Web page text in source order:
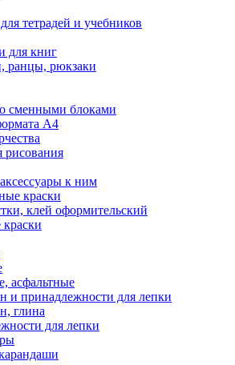
тетрадей и учебников
для книг
ранцы, рюкзаки
сменными блоками
А4
рисования
к ним
краски
клей оформительский
асфальтные
и принадлежности для лепки
глина
для лепки